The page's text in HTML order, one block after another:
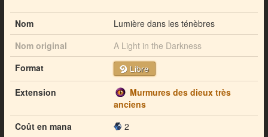
Nom
Lumière dans les ténèbres
Nom original
A Light in the Darkness
Format
Libre
Extension
Murmures des dieux très
anciens
Coût en mana
2